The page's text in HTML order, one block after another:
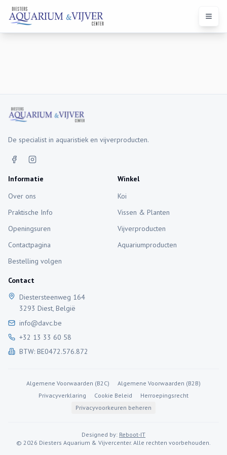
Open
De specialist in aquaristiek en vijverproducten.
Informatie
Over ons
Praktische Info
Openingsuren
Contactpagina
Bestelling volgen
Winkel
Koi
Vissen & Planten
Vijverproducten
Aquariumproducten
Contact
Diestersteenweg 164
3293 Diest, België
info@davc.be
+32 13 33 60 58
BTW: BE0472.576.872
Algemene Voorwaarden (B2C)
Algemene Voorwaarden (B2B)
Privacyverklaring
Cookie Beleid
Herroepingsrecht
Privacyvoorkeuren beheren
Designed by: Reboot-IT
© 2026 Diesters Aquarium & Vijvercenter. Alle rechten voorbehouden.